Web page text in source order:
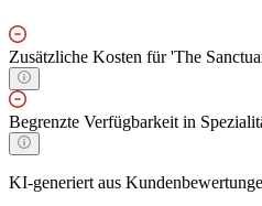
Zusätzliche Kosten für 'The
Begrenzte Verfügbarkeit in
KI-generiert aus